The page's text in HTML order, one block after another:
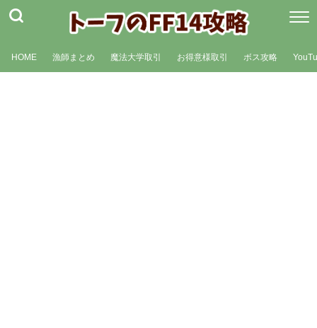
HOME 漁師まとめ 魔法大学取引 お得意様取引 ボス攻略